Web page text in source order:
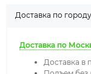
Доставка по городу
Доставка по
Доставка в